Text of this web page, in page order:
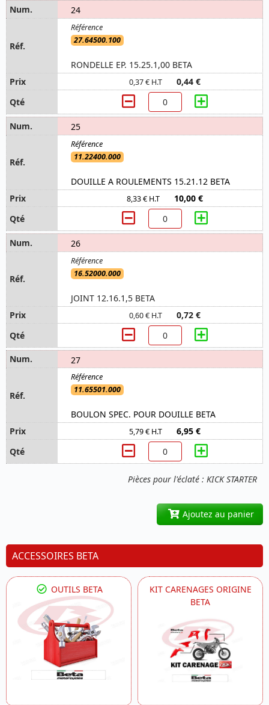
Pièces pour l'éclaté : KICK STARTER
24
27.64500.100
RONDELLE EP. 15.25.1,00 BETA
0,37 € H.T 0,44 €
25
11.22400.000
DOUILLE A ROULEMENTS 15.21.12 BETA
8,33 € H.T 10,00 €
26
16.52000.000
JOINT 12.16.1,5 BETA
0,60 € H.T 0,72 €
27
11.65501.000
BOULON SPEC. POUR DOUILLE BETA
5,79 € H.T 6,95 €
Ajoutez au panier
ACCESSOIRES BETA
OUTILS BETA
KIT CARENAGES ORIGINE
BETA